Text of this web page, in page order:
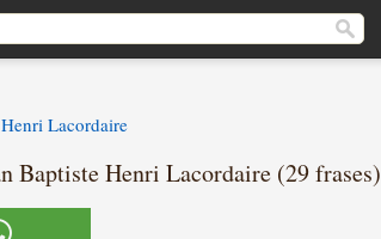
Lacordaire
Baptiste Henri Lacordaire (29 frases)